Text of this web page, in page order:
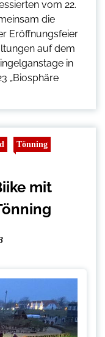
vom 22.
die
Eröffnungsfeier
auf dem
in
„Biosphäre
Tönning
mit